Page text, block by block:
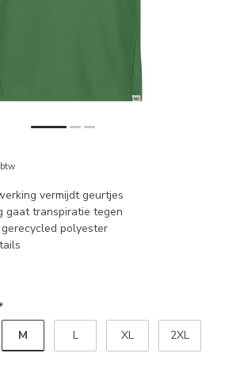
vermijdt geurtjes
gaat transpiratie tegen
polyester
M L XL 2XL